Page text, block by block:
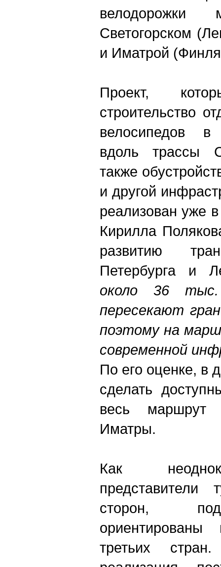
велодорожки
Светогорском
и Иматрой
Проект,
строительство
велосипедов в
вдоль трассы
также
и другой
реализован уже
Кирилла
развитию
Петербурга и
около 36 тыс.
пересекают
поэтому на
современной
По его оценке, в
сделать
весь маршрут
Иматры.
Как
представители
сторон,
третьих